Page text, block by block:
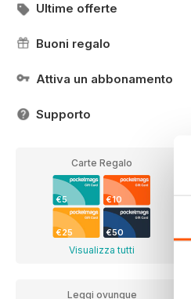
Ultime offerte
Buoni regalo
Attiva un abbonamento
Supporto
Carte Regalo
€5 €10
€25 €50
Visualizza tutti
Leggi ovunque